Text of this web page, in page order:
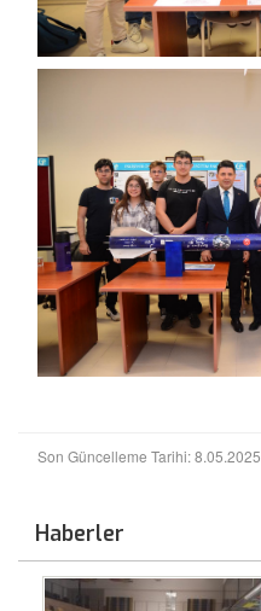
Son Güncelleme Tarihi: 8.05.2025
Haberler